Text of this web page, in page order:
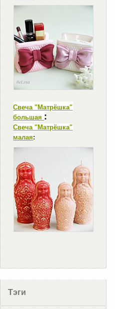
Свеча "Матрёшка"
большая :
Свеча "Матрёшка"
малая:
Тэги